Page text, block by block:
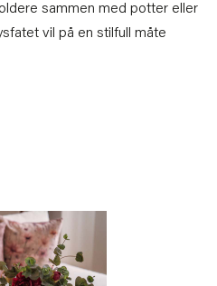
sammen med potter eller
vil på en stilfull måte